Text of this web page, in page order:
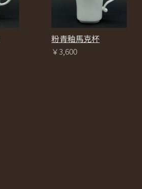
粉青釉馬克杯
￥3,600